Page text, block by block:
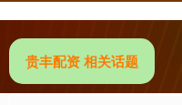
贵丰配资 相关话题